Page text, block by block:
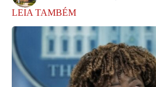
LEIA TAMBÉM